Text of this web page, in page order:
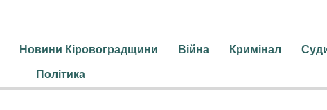
Новини Кіровоградщини Війна Кримінал
Політика